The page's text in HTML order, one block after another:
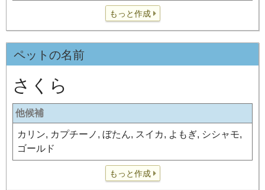
もっと作成
ペットの名前
さくら
他候補
カリン, カプチーノ, ぼたん, スイカ, よもぎ, シシャモ,
ゴールド
もっと作成